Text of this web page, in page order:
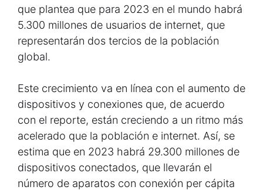
que plantea que para 2023 en el mundo habrá
5.300 millones de usuarios de internet, que
representarán dos tercios de la población
global.
Este crecimiento va en línea con el aumento de
dispositivos y conexiones que, de acuerdo
con el reporte, están creciendo a un ritmo más
acelerado que la población e internet. Así, se
estima que en 2023 habrá 29.300 millones de
dispositivos conectados, que llevarán el
número de aparatos con conexión per cápita